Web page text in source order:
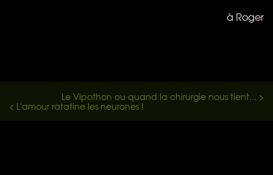
à Roger
Le Vipothon ou quand la chirurgie nous tient... >
< L'amour ratatine les neurones !